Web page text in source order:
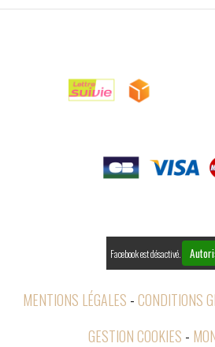
Facebook est désactivé.
MENTIONS LÉGALES CONDITIONS
GESTION COOKIES